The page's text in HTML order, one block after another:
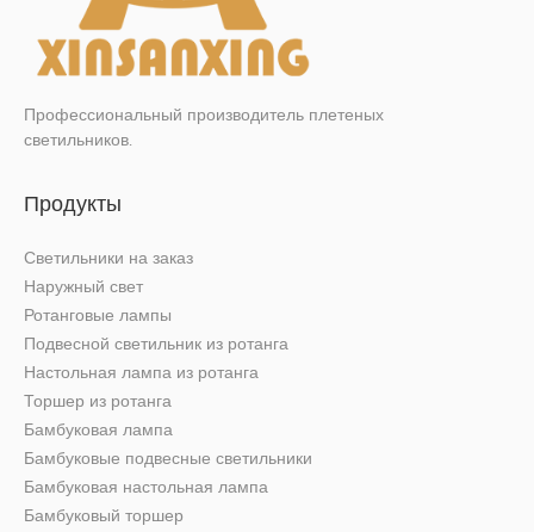
Профессиональный производитель плетеных
светильников.
Продукты
Светильники на заказ
Наружный свет
Ротанговые лампы
Подвесной светильник из ротанга
Настольная лампа из ротанга
Торшер из ротанга
Бамбуковая лампа
Бамбуковые подвесные светильники
Бамбуковая настольная лампа
Бамбуковый торшер